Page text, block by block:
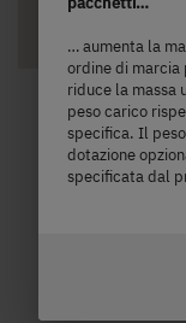
… aumenta la
ordine di marcia
riduce la massa
peso carico
specifica. Il
dotazione
specificata dal